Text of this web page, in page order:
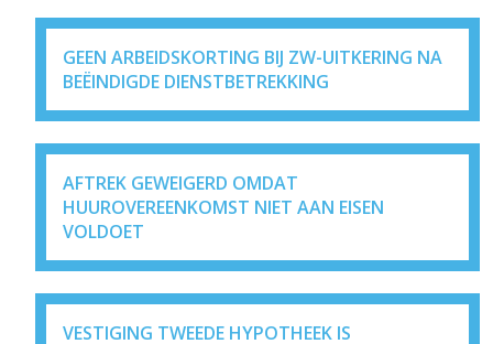
GEEN ARBEIDSKORTING BIJ ZW-UITKERING NA
BEËINDIGDE DIENSTBETREKKING
AFTREK GEWEIGERD OMDAT
HUUROVEREENKOMST NIET AAN EISEN
VOLDOET
VESTIGING TWEEDE HYPOTHEEK IS